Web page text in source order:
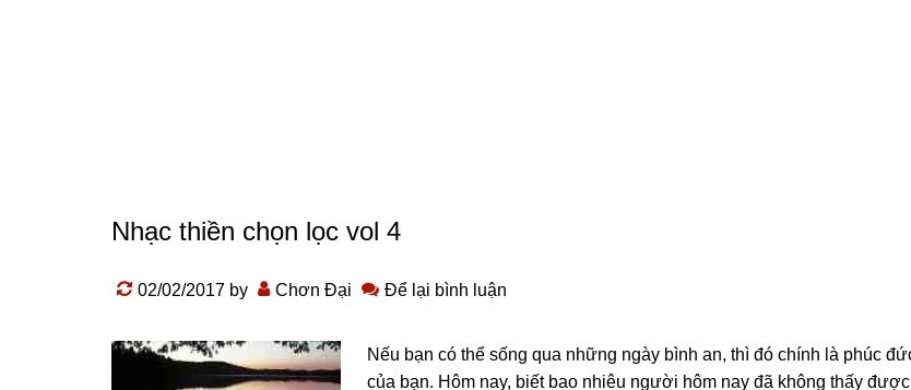
Nhạc thiền chọn lọc vol 4
02/02/2017 by Chơn Đại Để lại bình luận
Nếu bạn có thể sống qua những ngày bình an, thì đó chính là phúc
của bạn. Hôm nay, biết bao nhiêu người hôm nay đã không thấy được